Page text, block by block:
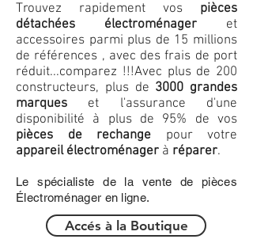
Trouvez rapidement vos pièces
détachées électroménager et
accessoires parmi plus de 15 millions
de références , avec des frais de port
réduit...comparez !!!Avec plus de 200
constructeurs, plus de 3000 grandes
marques et l'assurance d'une
disponibilité à plus de 95% de vos
pièces de rechange pour votre
appareil électroménager à réparer.
Le spécialiste de la vente de pièces
Électroménager en ligne.
Accés à la Boutique